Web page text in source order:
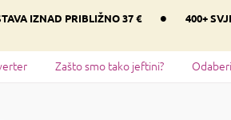
IZNAD PRIBLIŽNO 37 € • 400+
Zašto smo tako jeftini?